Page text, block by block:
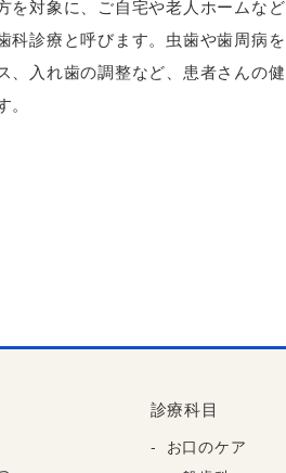
を対象に、ご自宅や老人ホームなど
科診療と呼びます。虫歯や歯周病を
、入れ歯の調整など、患者さんの健
診療科目
お口のケア